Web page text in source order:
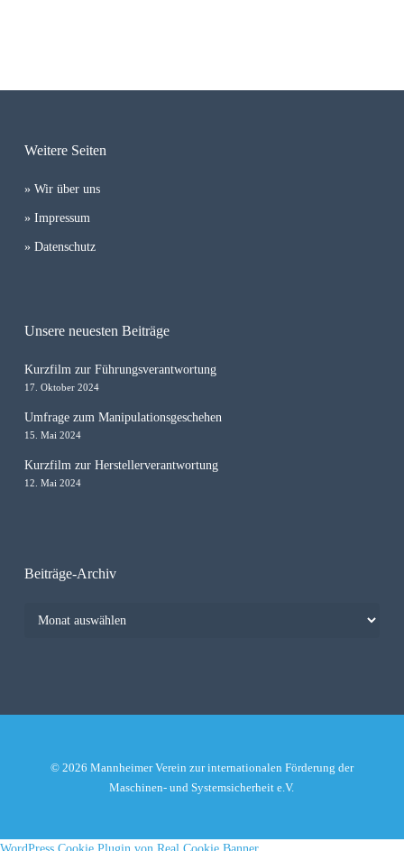
Weitere Seiten
» Wir über uns
» Impressum
» Datenschutz
Unsere neuesten Beiträge
Kurzfilm zur Führungsverantwortung
17. Oktober 2024
Umfrage zum Manipulationsgeschehen
15. Mai 2024
Kurzfilm zur Herstellerverantwortung
12. Mai 2024
Beiträge-Archiv
© 2026 Mannheimer Verein zur internationalen Förderung der
Maschinen- und Systemsicherheit e.V.